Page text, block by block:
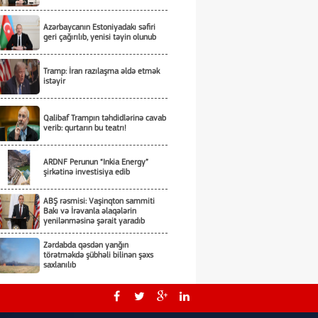
Azərbaycanın Estoniyadakı səfiri
geri çağırılıb, yenisi təyin olunub
Tramp: İran razılaşma əldə etmək
istəyir
Qalibaf Trampın təhdidlərinə cavab
verib: qurtarın bu teatrı!
ARDNF Perunun “Inkia Energy”
şirkətinə investisiya edib
ABŞ rəsmisi: Vaşinqton sammiti
Bakı və İrəvanla əlaqələrin
yenilənməsinə şərait yaradıb
Zərdabda qəsdən yanğın
törətməkdə şübhəli bilinən şəxs
saxlanılıb
Tərtərdə ər-arvadın yanaraq öldüyü
yanğının qəsdnən törədildiyi